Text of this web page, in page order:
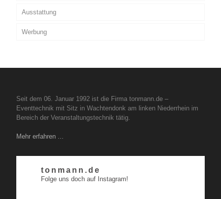
Ausstattung
Werbung
Seit dem 06. Januar 1992 ist die Firma tonmann.de –
Eventtechnik mit Sitz in Wachtendonk am linken Niederrhein im
Bereich der Veranstaltungstechnik tätig.
Mehr erfahren ...
tonmann.de
Folge uns doch auf Instagram!